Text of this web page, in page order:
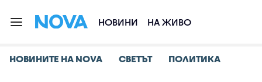
НОВИНИ НА ЖИВО
НОВИНИТЕ НА NOVA СВЕТЪТ ПОЛИТИКА